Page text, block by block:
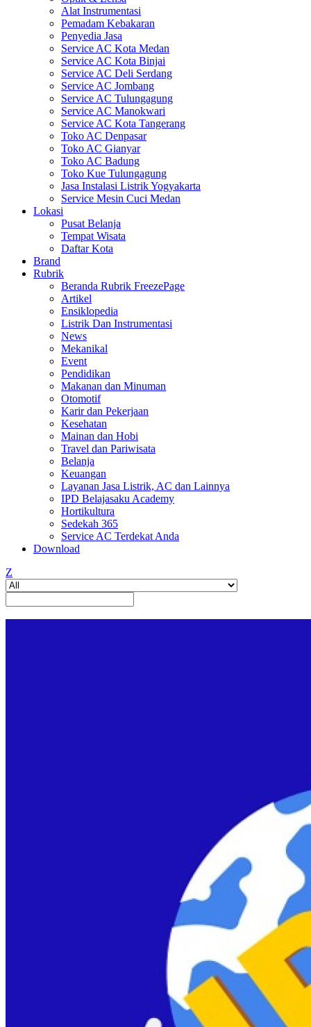
Alat Instrumentasi
Pemadam Kebakaran
Penyedia Jasa
Service AC Kota Medan
Service AC Kota Binjai
Service AC Deli Serdang
Service AC Jombang
Service AC Tulungagung
Service AC Manokwari
Service AC Kota Tangerang
Toko AC Denpasar
Toko AC Gianyar
Toko AC Badung
Toko Kue Tulungagung
Jasa Instalasi Listrik Yogyakarta
Service Mesin Cuci Medan
Lokasi
Pusat Belanja
Tempat Wisata
Daftar Kota
Brand
Rubrik
Beranda Rubrik FreezePage
Artikel
Ensiklopedia
Listrik Dan Instrumentasi
News
Mekanikal
Event
Pendidikan
Makanan dan Minuman
Otomotif
Karir dan Pekerjaan
Kesehatan
Mainan dan Hobi
Travel dan Pariwisata
Belanja
Keuangan
Layanan Jasa Listrik, AC dan Lainnya
IPD Belajasaku Academy
Hortikultura
Sedekah 365
Service AC Terdekat Anda
Download
Z